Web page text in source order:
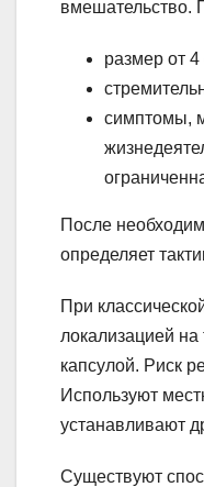
вмешательство.
размер от
симптомы,
После
определяет
При
локализацией
капсулой. Риск
Используют
устанавливают
Существуют